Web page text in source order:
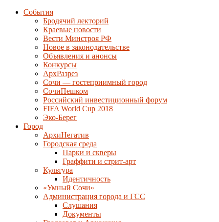
События
Бродячий лекторий
Краевые новости
Вести Минстроя РФ
Новое в законодательстве
Объявления и анонсы
Конкурсы
АрхРазрез
Сочи — гостеприимный город
СочиПешком
Российский инвестиционный форум
FIFA World Cup 2018
Эко-Берег
Город
АрхиНегатив
Городская среда
Парки и скверы
Граффити и стрит-арт
Культура
Идентичность
«Умный Сочи»
Администрация города и ГСС
Слушания
Документы